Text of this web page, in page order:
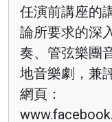
任演前講座的
論所要求的深
奏、管弦樂團
地音樂劇，兼
網頁：